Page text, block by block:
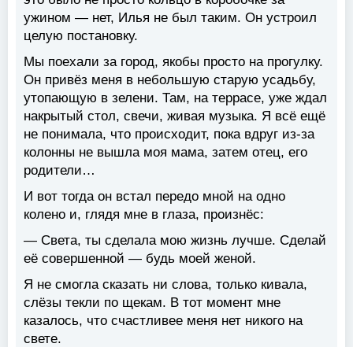
ужином — нет, Илья не был таким. Он устроил
целую постановку.
Мы поехали за город, якобы просто на прогулку.
Он привёз меня в небольшую старую усадьбу,
утопающую в зелени. Там, на террасе, уже ждал
накрытый стол, свечи, живая музыка. Я всё ещё
не понимала, что происходит, пока вдруг из-за
колонны не вышла моя мама, затем отец, его
родители…
И вот тогда он встал передо мной на одно
колено и, глядя мне в глаза, произнёс:
— Света, ты сделала мою жизнь лучше. Сделай
её совершенной — будь моей женой.
Я не смогла сказать ни слова, только кивала,
слёзы текли по щекам. В тот момент мне
казалось, что счастливее меня нет никого на
свете.